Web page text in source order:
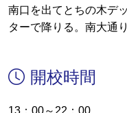
南口を出てとちの木デ
ターで降りる。南大通
開校時間